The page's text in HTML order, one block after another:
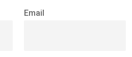
Email